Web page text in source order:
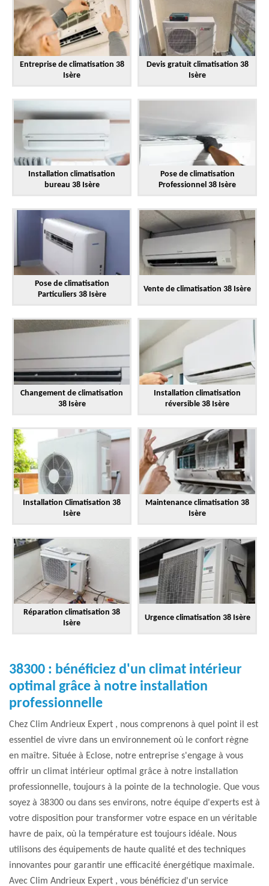
Entreprise de climatisation 38
Isère
Devis gratuit climatisation 38
Isère
Installation climatisation
bureau 38 Isère
Pose de climatisation
Professionnel 38 Isère
Pose de climatisation
Particuliers 38 Isère
Vente de climatisation 38 Isère
Changement de climatisation
38 Isère
Installation climatisation
réversible 38 Isère
Installation Climatisation 38
Isère
Maintenance climatisation 38
Isère
Réparation climatisation 38
Isère
Urgence climatisation 38 Isère
38300 : bénéficiez d'un climat intérieur
optimal grâce à notre installation
professionnelle
Chez Clim Andrieux Expert , nous comprenons à quel point il est
essentiel de vivre dans un environnement où le confort règne
en maître. Située à Eclose, notre entreprise s'engage à vous
offrir un climat intérieur optimal grâce à notre installation
professionnelle, toujours à la pointe de la technologie. Que vous
soyez à 38300 ou dans ses environs, notre équipe d'experts est à
votre disposition pour transformer votre espace en un véritable
havre de paix, où la température est toujours idéale. Nous
utilisons des équipements de haute qualité et des techniques
innovantes pour garantir une efficacité énergétique maximale.
Avec Clim Andrieux Expert , vous bénéficiez d'un service